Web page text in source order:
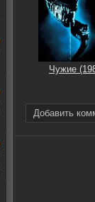
Чужие
Добавить